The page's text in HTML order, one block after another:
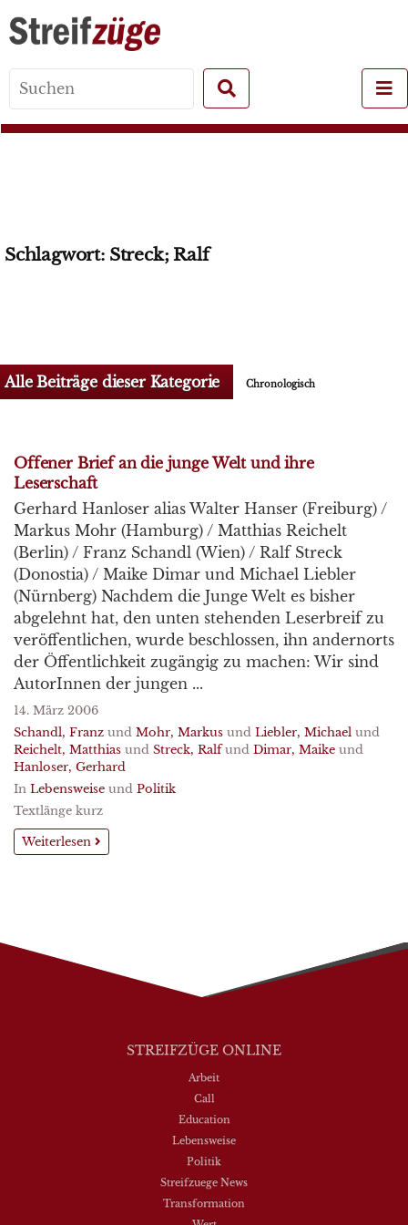
for:
Schlagwort: Streck; Ralf
Alle Beiträge dieser Kategorie Chronologisch
Offener Brief an die junge Welt und ihre
Leserschaft
Gerhard Hanloser alias Walter Hanser (Freiburg) /
Markus Mohr (Hamburg) / Matthias Reichelt
(Berlin) / Franz Schandl (Wien) / Ralf Streck
(Donostia) / Maike Dimar und Michael Liebler
(Nürnberg) Nachdem die Junge Welt es bisher
abgelehnt hat, den unten stehenden Leserbreif zu
veröffentlichen, wurde beschlossen, ihn andernorts
der Öffentlichkeit zugängig zu machen: Wir sind
AutorInnen der jungen ...
14. März 2006
Schandl, Franz und Mohr, Markus und Liebler, Michael und
Reichelt, Matthias und Streck, Ralfund Dimar, Maike und
Hanloser, Gerhard
In Lebensweise und Politik
Textlänge kurz
Weiterlesen
STREIFZÜGE ONLINE
Arbeit
Call
Education
Lebensweise
Politik
Streifzuege News
Transformation